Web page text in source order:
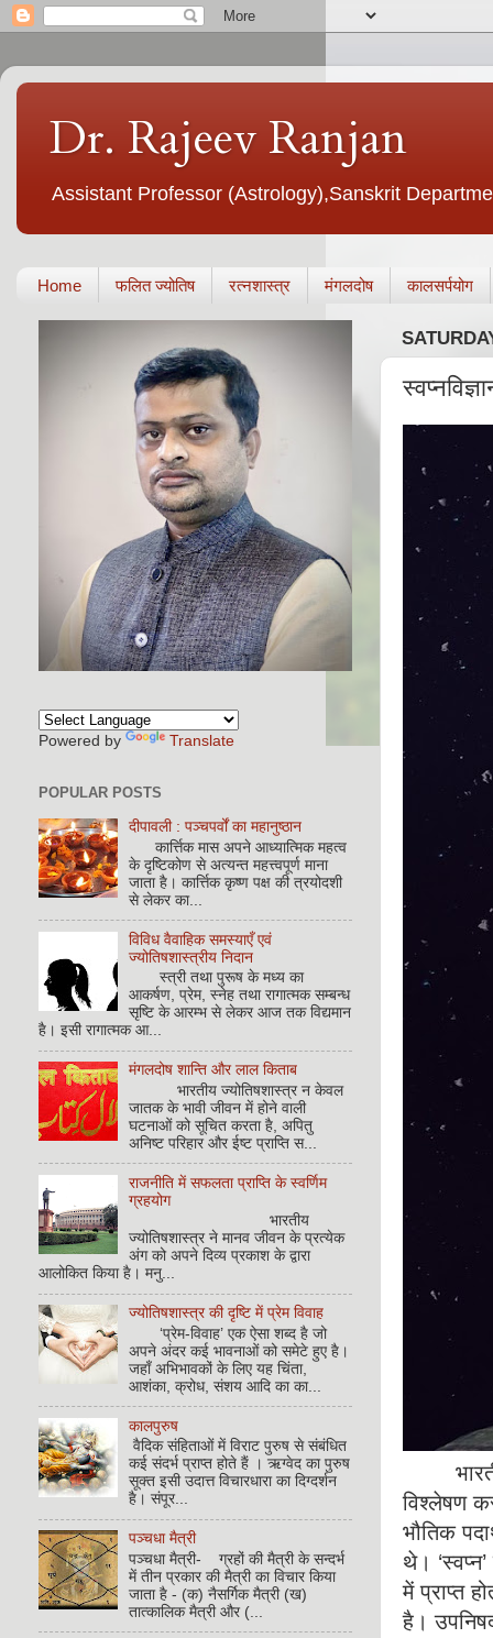
Dr. Rajeev Ranjan
Assistant Professor (Astrology),Sanskrit
Home फलित ज्योतिष रत्नशास्त्र मंगलदोष कालसर्पयोग
भारतीय
विश्लेषण
भौतिक
थे।
में प्राप्त
है।
Powered by Translate
POPULAR POSTS
दीपावली : पञ्चपर्वों का महानुष्ठान
कार्त्तिक मास अपने आध्यात्मिक महत्व
के दृष्टिकोण से अत्यन्त महत्त्वपूर्ण माना
जाता है। कार्त्तिक कृष्ण पक्ष की त्रयोदशी
से लेकर का...
विविध वैवाहिक समस्याएँ एवं
ज्योतिषशास्त्रीय निदान
स्त्री तथा पुरूष के मध्य का
आकर्षण, प्रेम, स्नेह तथा रागात्मक सम्बन्ध
सृष्टि के आरम्भ से लेकर आज तक विद्यमान
है। इसी रागात्मक आ...
मंगलदोष शान्ति और लाल किताब
भारतीय ज्योतिषशास्त्र न केवल
जातक के भावी जीवन में होने वाली
घटनाओं को सूचित करता है, अपितु
अनिष्ट परिहार और ईष्ट प्राप्ति स...
राजनीति में सफलता प्राप्ति के स्वर्णिम
ग्रहयोग
भारतीय
ज्योतिषशास्त्र ने मानव जीवन के प्रत्येक
अंग को अपने दिव्य प्रकाश के द्वारा
आलोकित किया है। मनु...
ज्योतिषशास्त्र की दृष्टि में प्रेम विवाह
‘प्रेम-विवाह’ एक ऐसा शब्द है जो
अपने अंदर कई भावनाओं को समेटे हुए है।
जहाँ अभिभावकों के लिए यह चिंता,
आशंका, क्रोध, संशय आदि का का...
कालपुरुष
वैदिक संहिताओं में विराट पुरुष से संबंधित
कई संदर्भ प्राप्त होते हैं । ऋग्वेद का पुरुष
सूक्त इसी उदात्त विचारधारा का दिग्दर्शन
है। संपूर...
पञ्चधा मैत्री
पञ्चधा मैत्री- ग्रहों की मैत्री के सन्दर्भ
में तीन प्रकार की मैत्री का विचार किया
जाता है - (क) नैसर्गिक मैत्री (ख)
तात्कालिक मैत्री और (...